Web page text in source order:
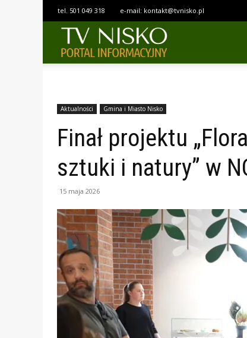
tel. 501 049 318 e-mail: kontakt@tvnisko.pl
Aktualności Gmina i Miasto Nisko
Finał projektu
sztuki i natury” w
15 maja 2026